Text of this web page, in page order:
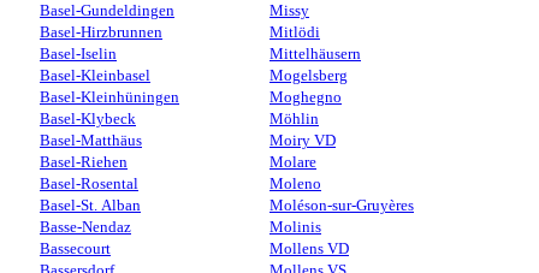
Basel-Gundeldingen
Basel-Hirzbrunnen
Basel-Iselin
Basel-Kleinbasel
Basel-Kleinhüningen
Basel-Klybeck
Basel-Matthäus
Basel-Riehen
Basel-Rosental
Basel-St. Alban
Basse-Nendaz
Bassecourt
Missy
Mitlödi
Mittelhäusern
Mogelsberg
Moghegno
Möhlin
Moiry VD
Molare
Moleno
Moléson-sur-Gruyères
Molinis
Mollens VD